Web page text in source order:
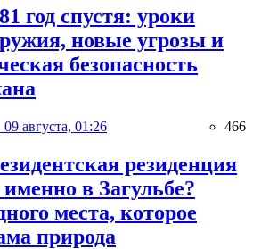
год спустя: уроки
новые угрозы и
безопасность
09 августа, 01:26 466
резиденция
в Загульбе?
места, которое
природа